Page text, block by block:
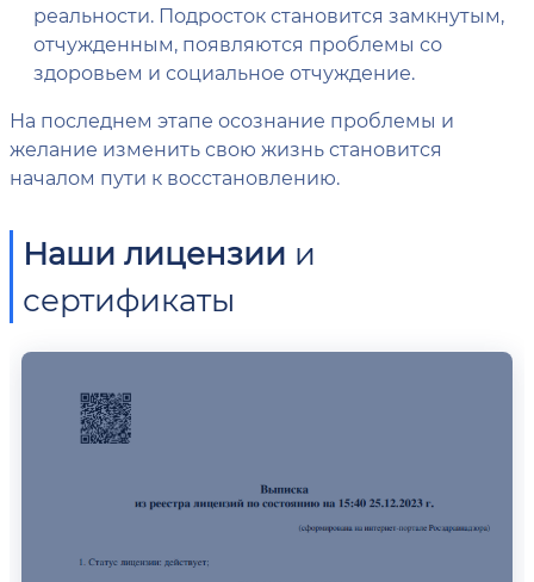
реальности. Подросток становится замкнутым,
отчужденным, появляются проблемы со
здоровьем и социальное отчуждение.
На последнем этапе осознание проблемы и
желание изменить свою жизнь становится
началом пути к восстановлению.
Наши лицензии и
сертификаты